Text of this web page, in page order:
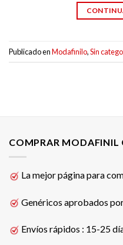
Publicado enModafinilo,Sin
COMPRAR MODAFINIL
La mejor página para
Genéricos aprobados
Envíos rápidos : 15-25